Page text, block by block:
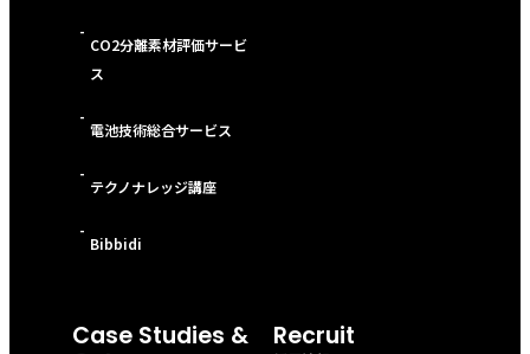
-
CO2分離素材評価サービ
ス
-
電池技術総合サービス
-
テクノナレッジ講座
-
Bibbidi
Case Studies &
Recruit